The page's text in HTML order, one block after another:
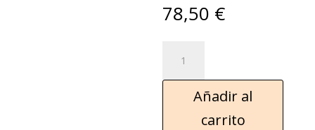
78,50 €
Añadir al
carrito